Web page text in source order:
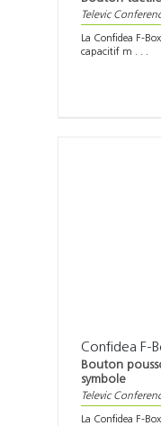
Televic
La Confidea F-
capacitif m . . .
Confidea F-
Bouton
symbole
Televic
La Confidea F-